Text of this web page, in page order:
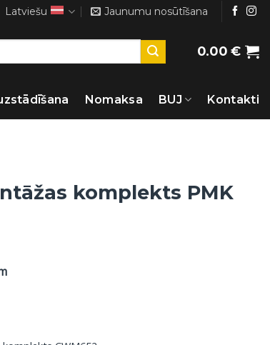
Latviešu Jaunumu nosūtīšana
0.00€
Nomaksa BUJ Kontakti
komplekts PMK